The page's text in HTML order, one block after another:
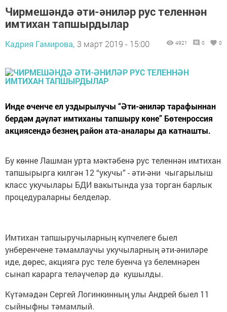
Чирмешәндә әти-әниләр рус теленнән
имтихан тапшырдылар
Кадрия Гамирова, 3 март 2019 - 15:00 4921 0 0
Инде өченче ел уздырылучы “Әти-әниләр тарафыннан
бердәм дәүләт имтиханы тапшыру көне” Бөтенроссия
акциясендә безнең район ата-аналары да катнашты.
Бу көнне Лашман урта мәктәбенә рус теленнән имтихан
тапшырырга килгән 12 “укучы” - әти-әни чыгарылыш
класс укучылары БДИ вакытында уза торган барлык
процедураларны белделәр.
Имтихан тапшыручыларның күпчелеге быел
унберенчене тәмамлаучы укучыларның әти-әниләре
иде, дөрес, акциягә рус теле буенча үз белемнәрен
сынап карарга теләүчеләр дә кушылды.
Күтәмәдән Сергей Логинкинның улы Андрей быел 11
сыйныфны тәмамлый.